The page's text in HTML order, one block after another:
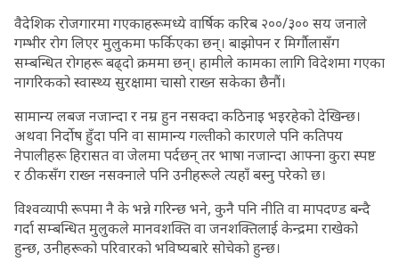
वैदेशिक रोजगारमा गएकाहरूमध्ये वार्षिक करिब २००/३०० सय जनाले
गम्भीर रोग लिएर मुलुकमा फर्किएका छन्। बाझोपन र मिर्गौलासँग
सम्बन्धित रोगहरू बढ्दो क्रममा छन्। हामीले कामका लागि विदेशमा गएका
नागरिकको स्वास्थ्य सुरक्षामा चासो राख्न सकेका छैनौं।
सामान्य लबज नजान्दा र नम्र हुन नसक्दा कठिनाइ भइरहेको देखिन्छ।
अथवा निर्दोष हुँदा पनि वा सामान्य गल्तीको कारणले पनि कतिपय
नेपालीहरू हिरासत वा जेलमा पर्दछन् तर भाषा नजान्दा आफ्ना कुरा स्पष्ट
र ठीकसँग राख्न नसक्नाले पनि उनीहरूले त्यहाँ बस्नु परेको छ।
विश्वव्यापी रूपमा नै के भन्ने गरिन्छ भने, कुनै पनि नीति वा मापदण्ड बन्दै
गर्दा सम्बन्धित मुलुकले मानवशक्ति वा जनशक्तिलाई केन्द्रमा राखेको
हुन्छ, उनीहरूको परिवारको भविष्यबारे सोचेको हुन्छ।